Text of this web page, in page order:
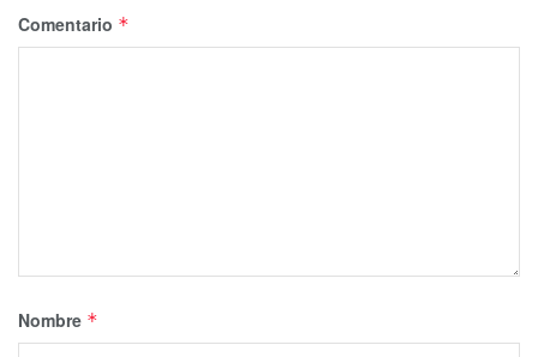
Comentario *
Nombre *